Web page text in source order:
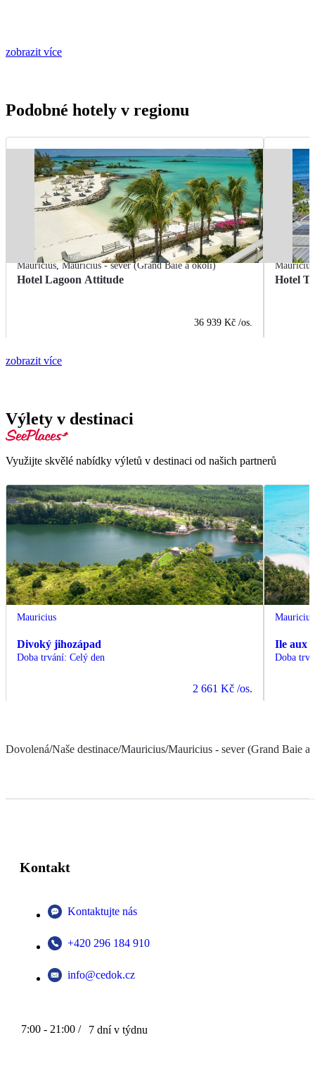
zobrazit více
Podobné hotely v regionu
Mauricius,Mauricius - sever (Grand Baie a okolí)
Hotel Lagoon Attitude
36 939 Kč /os.
Mauricius
Hotel
zobrazit více
Výlety v destinaci
Využijte skvělé nabídky výletů v destinaci od našich partnerů
Mauricius
Divoký jihozápad
Doba trvání: Celý den
2 661 Kč /os.
Mauricius
Ile aux
Doba
Dovolená/Naše destinace/Mauricius/Mauricius - sever (Grand Baie a
Kontakt
Kontaktujte nás
+420 296 184 910
info@cedok.cz
7:00 - 21:00 / 7 dní v týdnu